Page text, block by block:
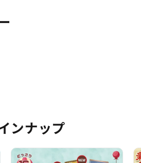
ンナップ